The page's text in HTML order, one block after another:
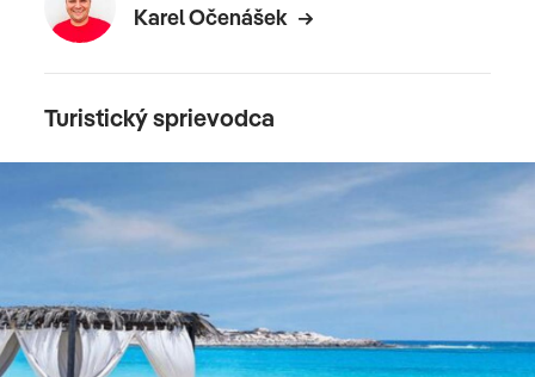
Karel Očenášek
Turistický sprievodca